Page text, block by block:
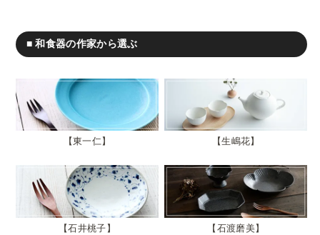
■ 和食器の作家から選ぶ
東一仁 生嶋花
石井桃子 石渡磨美